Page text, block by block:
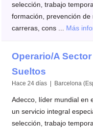
selección, trabajo
formación, prevención
carreras, cons ... Más
Operario/A
Sueltos
Hace 24 días | Barcelona
Adecco, líder mundial en
un servicio integral
selección, trabajo